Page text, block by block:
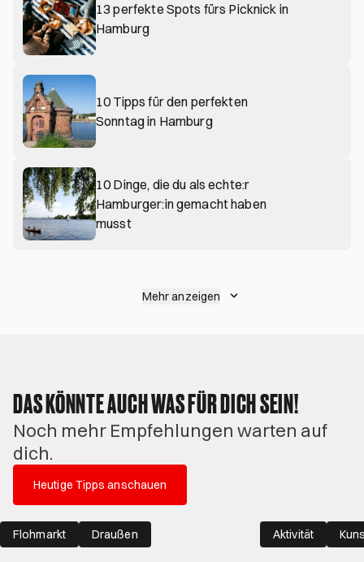
13 perfekte Spots fürs Picknick in
Hamburg
10 Tipps für den perfekten
Sonntag in Hamburg
10 Dinge, die du als echte:r
Hamburger:in gemacht haben
musst
Mehr anzeigen
DAS KÖNNTE AUCH WAS FÜR DICH SEIN!
Noch mehr Empfehlungen warten auf
dich.
Heutige Tipps anschauen
Flohmarkt Draußen Aktivität